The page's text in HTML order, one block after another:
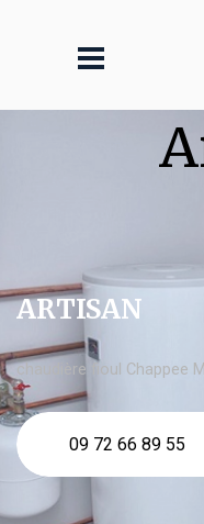
ARTISAN
chaudière fioul Chappee
09 72 66 89 55